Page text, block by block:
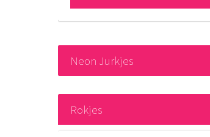
Neon Jurkjes
Rokjes